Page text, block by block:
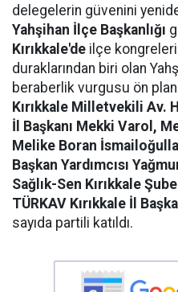
delegelerin güvenini
Yahşihan İlçe Başkanlığı
Kırıkkale'de ilçe
duraklarından biri olan
beraberlik vurgusu ön
Kırıkkale Milletvekili Av.
İl Başkanı Mekki Varol,
Melike Boran
Başkan Yardımcısı
Sağlık-Sen Kırıkkale
TÜRKAV Kırıkkale İl
sayıda partili katıldı.